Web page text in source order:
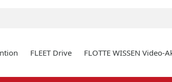
FLEET Drive FLOTTE WISSEN Video-